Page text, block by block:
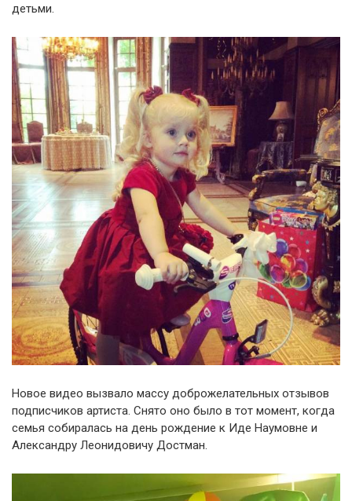
детьми.
Новое видео вызвало массу доброжелательных отзывов
подписчиков артиста. Снято оно было в тот момент, когда
семья собиралась на день рождение к Иде Наумовне и
Александру Леонидовичу Достман.